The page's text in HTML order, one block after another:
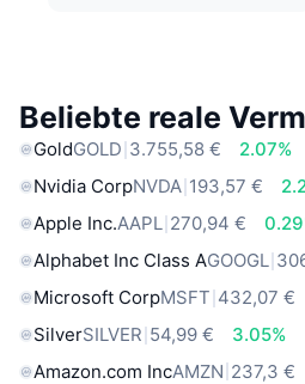
Beliebte reale
GoldGOLD 3.755,58 €
2.07%
Nvidia CorpNVDA 193,57 €
Apple Inc.AAPL 270,94 €
Alphabet Inc Class AGOOGL
Microsoft CorpMSFT 432,07 €
SilverSILVER 54,99 €
3.05%
Amazon.com IncAMZN 237,3 €